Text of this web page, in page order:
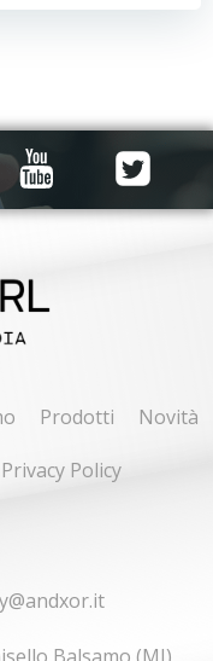
Prodotti
Novità
Privacy Policy